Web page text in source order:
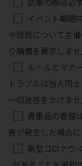
イベント期間
や怪我について主
り補償を要求しませ
ルールとマナ
トラブルは当人同
一切迷惑をかけませ
貴重品の管理
害が発生した場合
新型コロナウ